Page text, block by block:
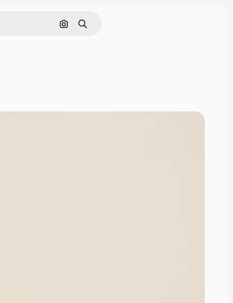
Buscar por imagen
Buscar